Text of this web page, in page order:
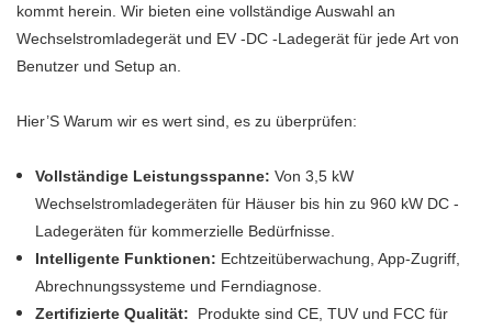
kommt herein. Wir bieten eine vollständige Auswahl an
Wechselstromladegerät und EV -DC -Ladegerät für jede Art von
Benutzer und Setup an.
Hier’S Warum wir es wert sind, es zu überprüfen:
Vollständige Leistungsspanne: Von 3,5 kW
Wechselstromladegeräten für Häuser bis hin zu 960 kW DC -
Ladegeräten für kommerzielle Bedürfnisse.
Intelligente Funktionen: Echtzeitüberwachung, App-Zugriff,
Abrechnungssysteme und Ferndiagnose.
Zertifizierte Qualität:
Produkte sind CE, TUV und FCC für